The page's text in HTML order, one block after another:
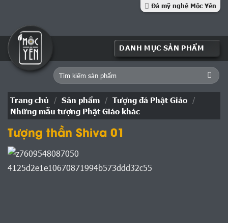
content
Đá mỹ nghệ Mộc Yên
Tìm
kiếm:
Trang chủ / Sản phẩm / Tượng đá Phật Giáo /
Những mẫu tượng Phật Giáo khác
Tượng thần Shiva 01